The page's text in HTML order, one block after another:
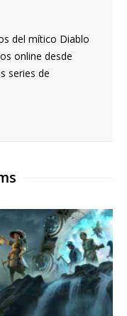
del mítico Diablo
online desde
series de